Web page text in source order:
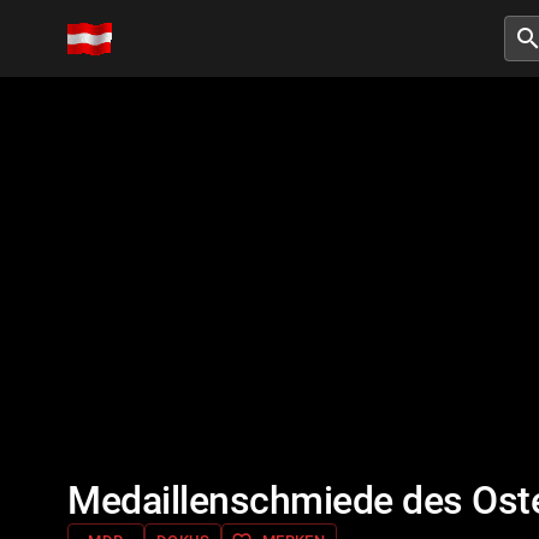
search
Medaillenschmiede des